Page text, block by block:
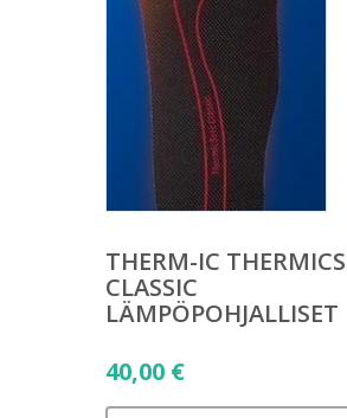
THERM-IC
CLASSIC
LÄMPÖPOHJALLISET
40,00 €